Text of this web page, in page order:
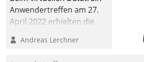
Anwendertreffen am 27.
April 2022 erhielten die
Teilnehmer kurzweilige
Andreas Lerchner